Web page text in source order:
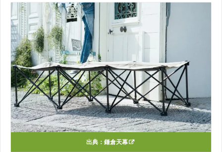
出典： 鎌倉天幕